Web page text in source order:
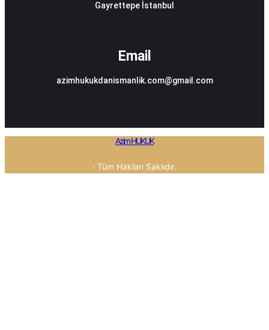
Gayrettepe İstanbul
Email
azimhukukdanismanlik.com@gmail.com
Azim HUKUK
· Tüm Hakları Saklıdır.